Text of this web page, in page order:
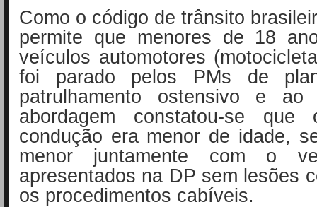
Como o código de trânsito
permite que menores de 18
veículos automotores
foi parado pelos PMs de
patrulhamento ostensivo e ao
abordagem constatou-se
condução era menor de idade,
menor juntamente com o
apresentados na DP sem lesões
os procedimentos cabíveis.